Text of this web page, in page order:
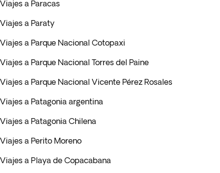
Viajes a Paracas
Viajes a Paraty
Viajes a Parque Nacional Cotopaxi
Viajes a Parque Nacional Torres del Paine
Viajes a Parque Nacional Vicente Pérez Rosales
Viajes a Patagonia argentina
Viajes a Patagonia Chilena
Viajes a Perito Moreno
Viajes a Playa de Copacabana